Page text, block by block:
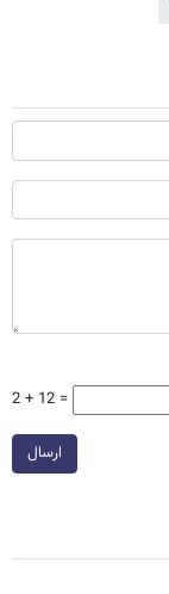
2 + 12 =
ارسال